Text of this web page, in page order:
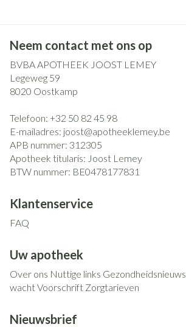
Neem contact met ons op
BVBA APOTHEEK JOOST LEMEY
Legeweg 59
8020 Oostkamp
Telefoon: +32 50 82 45 98
E-mailadres: joost@apotheeklemey.be
APB nummer: 312305
Apotheek titularis: Joost Lemey
BTW nummer: BE0478177831
Klantenservice
FAQ
Uw apotheek
Over ons Nuttige links Gezondheidsnieuws
wachtVoorschrift Zorgtarieven
Nieuwsbrief